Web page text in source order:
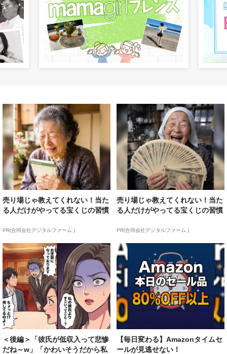
売り場じゃ教えてくれない！当た
る人だけがやってる宝くじの習慣
PR(合同会社デジタルファーム )
売り場じゃ教えてくれない！当た
る人だけがやってる宝くじの習慣
PR(合同会社デジタルファーム )
＜後編＞「彼氏が低収入って悲惨
だね～w」「かわいそうだから私
【毎日変わる】Amazonタイムセ
ールが見逃せない！